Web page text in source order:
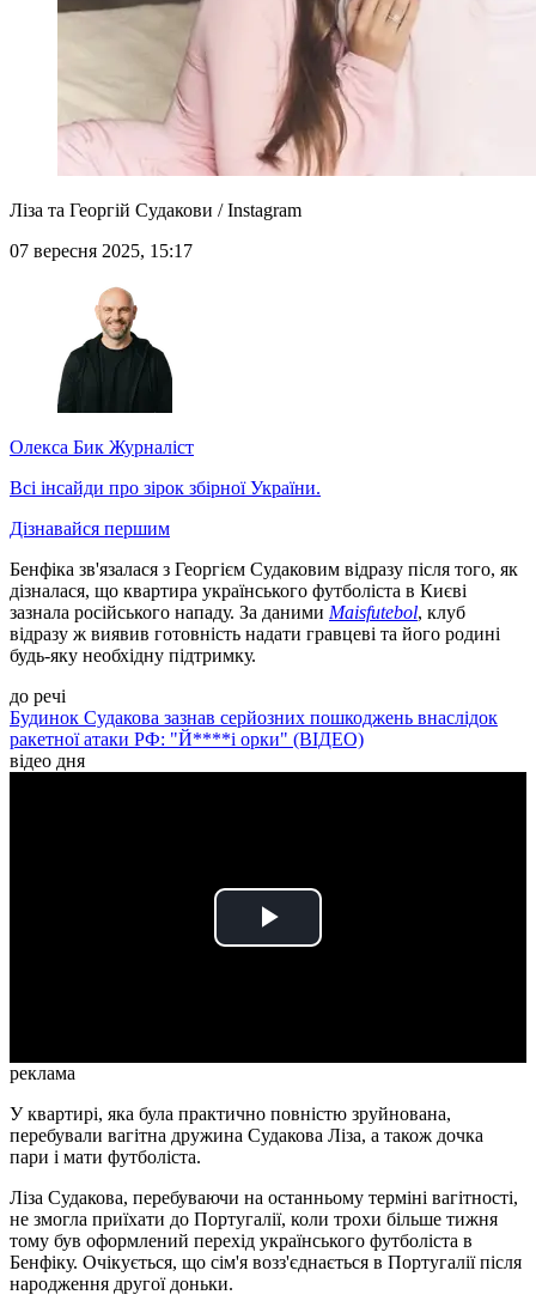
Ліза та Георгій Судакови / Instagram
07 вересня 2025, 15:17
Олекса Бик Журналіст
Всі інсайди про зірок збірної України.
Дізнавайся першим
Бенфіка зв'язалася з Георгієм Судаковим відразу після того, як
дізналася, що квартира українського футболіста в Києві
зазнала російського нападу. За даними Maisfutebol, клуб
відразу ж виявив готовність надати гравцеві та його родині
будь-яку необхідну підтримку.
до речі
Будинок Судакова зазнав серйозних пошкоджень внаслідок
ракетної атаки РФ: "Й****і орки" (ВІДЕО)
відео дня
Play
реклама
У квартирі, яка була практично повністю зруйнована,
перебували вагітна дружина Судакова Ліза, а також дочка
пари і мати футболіста.
Ліза Судакова, перебуваючи на останньому терміні вагітності,
не змогла приїхати до Португалії, коли трохи більше тижня
тому був оформлений перехід українського футболіста в
Бенфіку. Очікується, що сім'я возз'єднається в Португалії після
народження другої доньки.